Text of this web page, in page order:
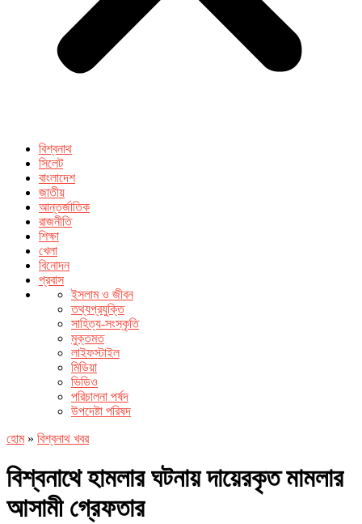
বিশ্বনাথ
সিলেট
বাংলাদেশ
জাতীয়
আন্তর্জাতিক
রাজনীতি
শিক্ষা
খেলা
বিনোদন
প্রবাস
ইসলাম ও জীবন
তথ্যপ্রযুক্তি
সাহিত্য-সংস্কৃতি
মুক্তমত
লাইফস্টাইল
মিডিয়া
ভিডিও
পরিচালনা পর্ষদ
উপদেষ্টা পরিষদ
হোম» বিশ্বনাথ খবর
বিশ্বনাথে হামলার ঘটনায় দায়েরকৃত মামলার
আসামী গ্রেফতার